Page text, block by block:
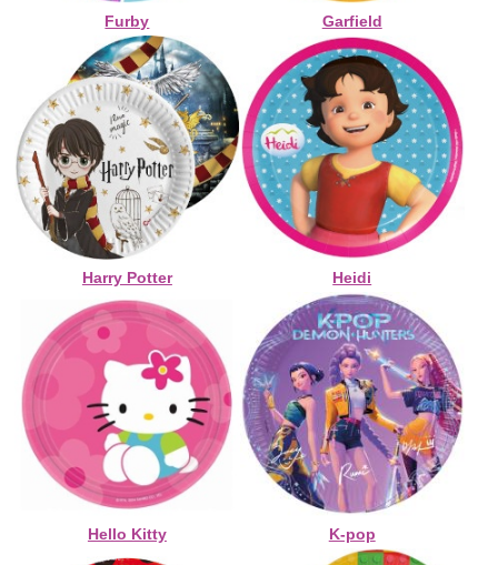
Furby Garfield
Harry Potter Heidi
Hello Kitty K-pop